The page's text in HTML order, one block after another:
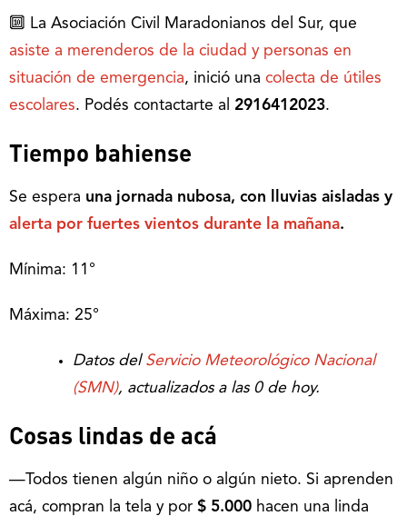
🔟 La Asociación Civil Maradonianos del Sur, que
asiste a merenderos de la ciudad y personas en
situación de emergencia, inició una colecta de útiles
escolares. Podés contactarte al 2916412023.
Tiempo bahiense
Se espera una jornada nubosa, con lluvias aisladas y
alerta por fuertes vientos durante la mañana.
Mínima: 11°
Máxima: 25°
Datos del Servicio Meteorológico Nacional
(SMN), actualizados a las 0 de hoy.
Cosas lindas de acá
—Todos tienen algún niño o algún nieto. Si aprenden
acá, compran la tela y por $ 5.000 hacen una linda